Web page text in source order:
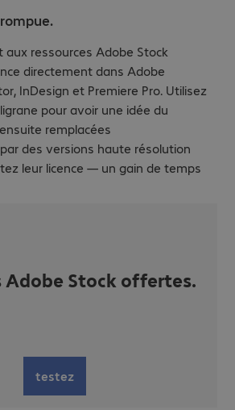
aux ressources Adobe Stock
directement dans Adobe
InDesign et Premiere Pro. Utilisez
pour avoir une idée du
remplacées
des versions haute résolution
leur licence — un gain de temps
Adobe Stock offertes.
testez